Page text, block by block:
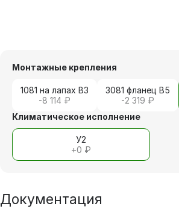
Монтажные крепления
1081 на лапах В3
-8 114 ₽
3081 фланец В5
-2 319 ₽
Климатическое исполнение
У2
+0 ₽
Документация